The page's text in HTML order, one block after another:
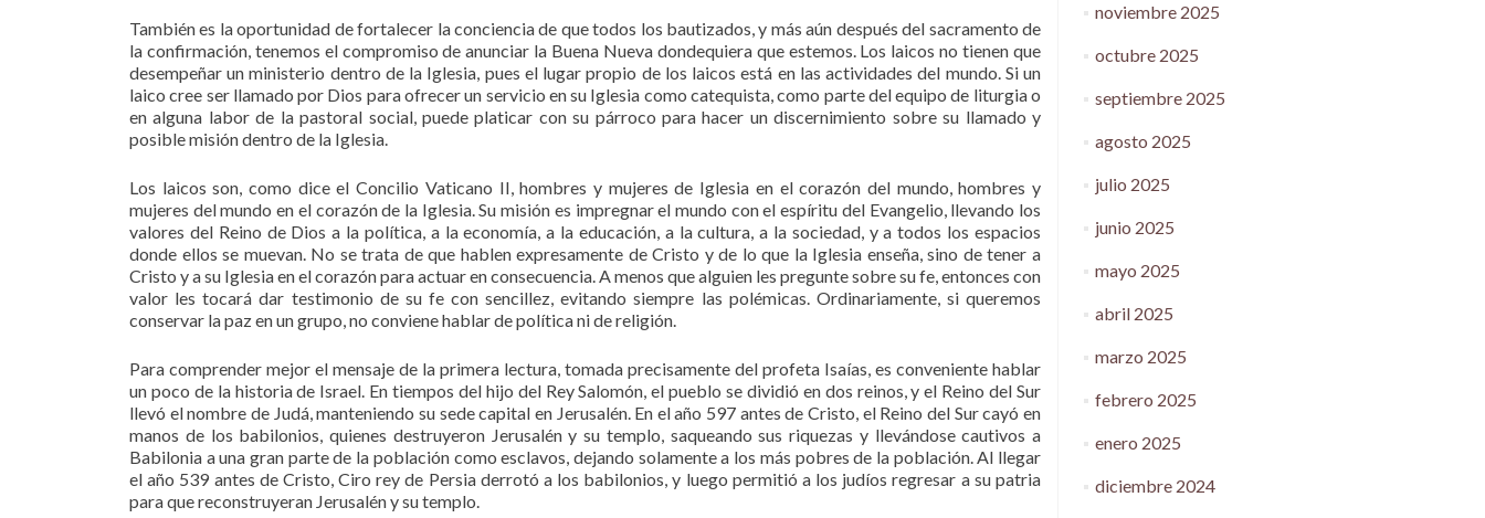
También es la oportunidad de fortalecer la conciencia de que todos los bautizados, y más aún después del sacramento de
la confirmación, tenemos el compromiso de anunciar la Buena Nueva dondequiera que estemos. Los laicos no tienen que
desempeñar un ministerio dentro de la Iglesia, pues el lugar propio de los laicos está en las actividades del mundo. Si un
laico cree ser llamado por Dios para ofrecer un servicio en su Iglesia como catequista, como parte del equipo de liturgia o
en alguna labor de la pastoral social, puede platicar con su párroco para hacer un discernimiento sobre su llamado y
posible misión dentro de la Iglesia.
Los laicos son, como dice el Concilio Vaticano II, hombres y mujeres de Iglesia en el corazón del mundo, hombres y
mujeres del mundo en el corazón de la Iglesia. Su misión es impregnar el mundo con el espíritu del Evangelio, llevando los
valores del Reino de Dios a la política, a la economía, a la educación, a la cultura, a la sociedad, y a todos los espacios
donde ellos se muevan. No se trata de que hablen expresamente de Cristo y de lo que la Iglesia enseña, sino de tener a
Cristo y a su Iglesia en el corazón para actuar en consecuencia. A menos que alguien les pregunte sobre su fe, entonces con
valor les tocará dar testimonio de su fe con sencillez, evitando siempre las polémicas. Ordinariamente, si queremos
conservar la paz en un grupo, no conviene hablar de política ni de religión.
Para comprender mejor el mensaje de la primera lectura, tomada precisamente del profeta Isaías, es conveniente hablar
un poco de la historia de Israel. En tiempos del hijo del Rey Salomón, el pueblo se dividió en dos reinos, y el Reino del Sur
llevó el nombre de Judá, manteniendo su sede capital en Jerusalén. En el año 597 antes de Cristo, el Reino del Sur cayó en
manos de los babilonios, quienes destruyeron Jerusalén y su templo, saqueando sus riquezas y llevándose cautivos a
Babilonia a una gran parte de la población como esclavos, dejando solamente a los más pobres de la población. Al llegar
el año 539 antes de Cristo, Ciro rey de Persia derrotó a los babilonios, y luego permitió a los judíos regresar a su patria
para que reconstruyeran Jerusalén y su templo.
noviembre 2025
octubre 2025
septiembre 2025
agosto 2025
julio 2025
junio 2025
mayo 2025
abril 2025
marzo 2025
febrero 2025
enero 2025
diciembre 2024